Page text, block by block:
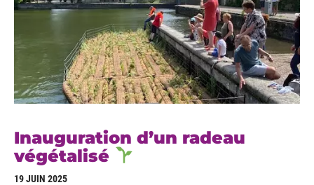
Inauguration d’un radeau
végétalisé
19 JUIN 2025